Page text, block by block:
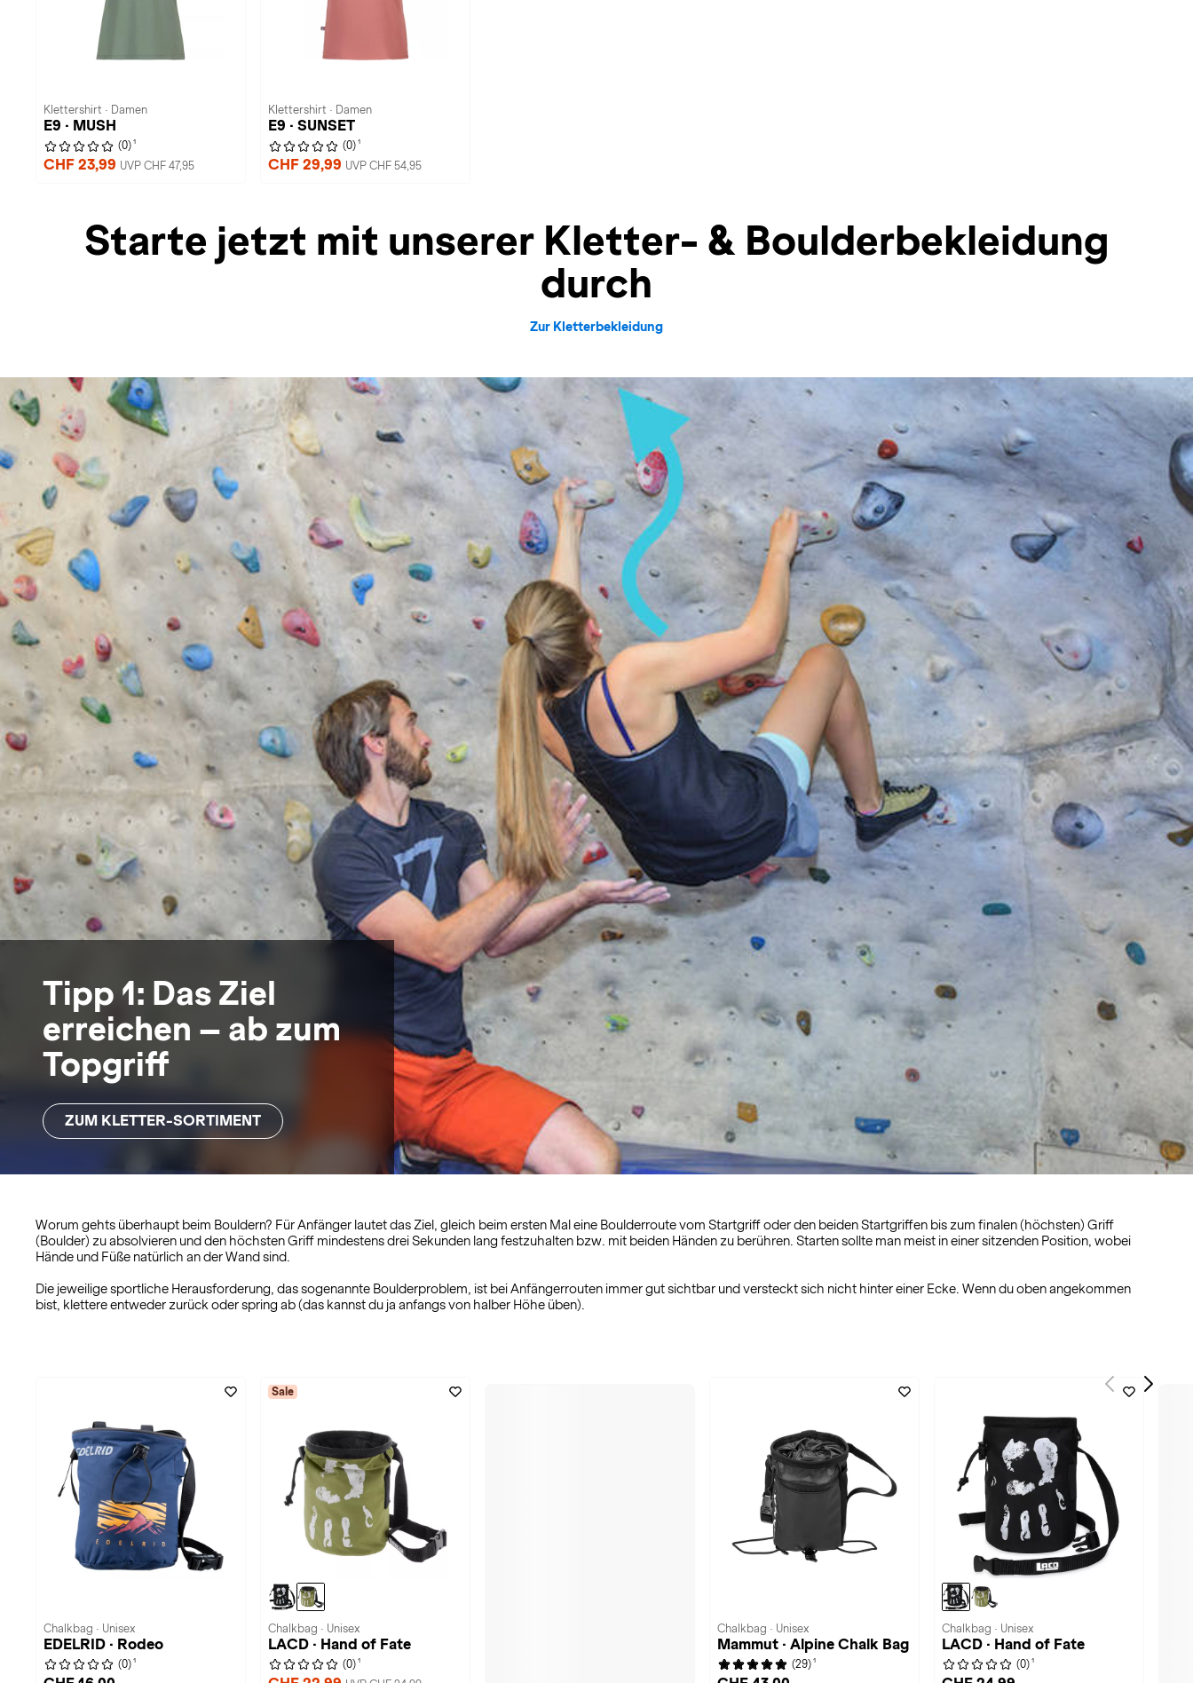
Klettershirt · Damen
E9 · MUSH
(0) 1
CHF 23,99 UVP CHF 47,95
Klettershirt · Damen
E9 · SUNSET
(0) 1
CHF 29,99 UVP CHF 54,95
Starte jetzt mit unserer Kletter- & Boulderbekleidung
durch
Zur Kletterbekleidung
Tipp 1: Das Ziel
erreichen – ab zum
Topgriff
ZUM KLETTER-SORTIMENT
Worum gehts überhaupt beim Bouldern? Für Anfänger lautet das Ziel, gleich beim ersten Mal eine Boulderroute vom Startgriff oder den beiden Startgriffen bis zum finalen (höchsten) Griff
(Boulder) zu absolvieren und den höchsten Griff mindestens drei Sekunden lang festzuhalten bzw. mit beiden Händen zu berühren. Starten sollte man meist in einer sitzenden Position, wobei
Hände und Füße natürlich an der Wand sind.
Die jeweilige sportliche Herausforderung, das sogenannte Boulderproblem, ist bei Anfängerrouten immer gut sichtbar und versteckt sich nicht hinter einer Ecke. Wenn du oben angekommen
bist, klettere entweder zurück oder spring ab (das kannst du ja anfangs von halber Höhe üben).
Chalkbag · Unisex
EDELRID · Rodeo
(0) 1
Sale
Chalkbag · Unisex
LACD · Hand of Fate
(0) 1
Chalkbag · Unisex
Mammut · Alpine Chalk Bag
(29) 1
Chalkbag · Unisex
LACD · Hand of Fate
(0) 1